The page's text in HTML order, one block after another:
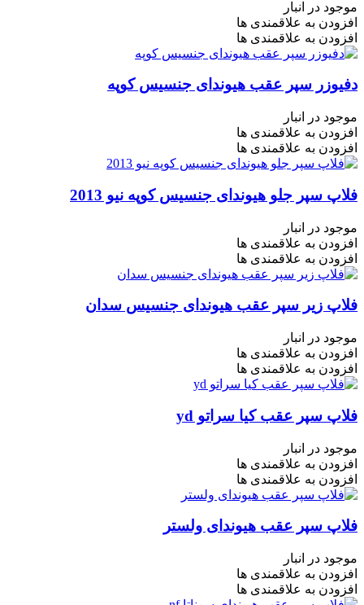
موجود در انبار
افزودن به علاقمندی ها
افزودن به علاقمندی ها
دفیوزر سپر عقب هیوندای جنسیس کوپه
موجود در انبار
افزودن به علاقمندی ها
افزودن به علاقمندی ها
فلاپ سپر جلو هیوندای جنسیس کوپه نیو 2013
موجود در انبار
افزودن به علاقمندی ها
افزودن به علاقمندی ها
فلاپ زیر سپر عقب هیوندای جنسیس سدان
موجود در انبار
افزودن به علاقمندی ها
افزودن به علاقمندی ها
فلاپ سپر عقب کیا سراتو yd
موجود در انبار
افزودن به علاقمندی ها
افزودن به علاقمندی ها
فلاپ سپر عقب هیوندای ولستر
موجود در انبار
افزودن به علاقمندی ها
افزودن به علاقمندی ها